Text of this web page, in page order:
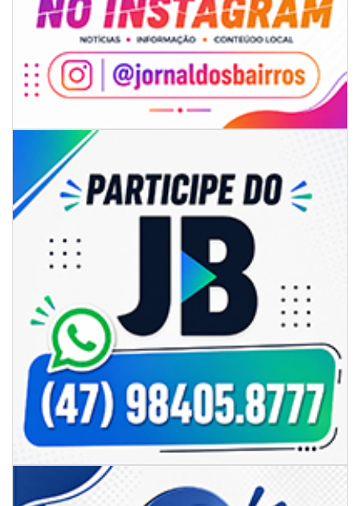
06/08/2026 | 18:28
Ciclone-bomba se forma sobre o oceano, mas Santa Catarina terá
impactos provocados pela frente fria e pelo vento Sul
ITAPEMA
06/08/2026 | 07:00